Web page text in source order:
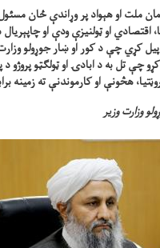
ملت او هېواد پر وړاندې ځان
او ټولنیزې ودې او چاپېریال
کړي چې د کور او ښار جوړولو
چې تل به د ابادۍ او ټولګټو پروژو
هڅونې او کارموندنې ته زمینه
وزارت وزیر